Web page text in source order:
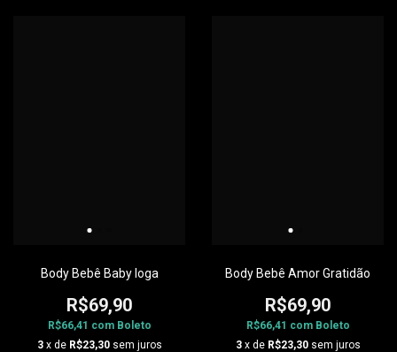
Body Bebê Baby Ioga
R$69,90
R$66,41 com Boleto
3 x de R$23,30 sem juros
Body Bebê Amor Gratidão
R$69,90
R$66,41 com Boleto
3 x de R$23,30 sem juros